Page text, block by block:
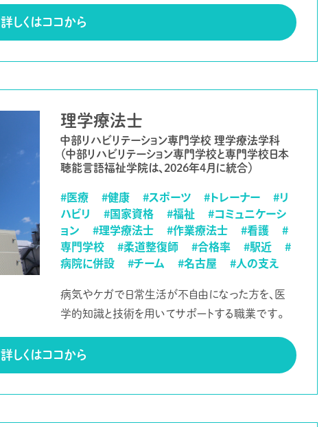
詳しくはココから
理学療法士
中部リハビリテーション専門学校 理学療法学科
（中部リハビリテーション専門学校と専門学校日本
聴能言語福祉学院は、2026年4月に統合）
#医療 #健康 #スポーツ #トレーナー
#リ
ハビリ
#国家資格 #福祉
#コミュニケーシ
ョン
#理学療法士 #作業療法士 #看護
#
専門学校
#柔道整復師 #合格率 #駅近
#
病院に併設
#チーム #名古屋 #人の支え
病気やケガで日常生活が不自由になった方を、医
学的知識と技術を用いてサポートする職業です。
詳しくはココから